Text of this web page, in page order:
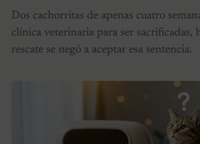
Dos cachorritas de apenas cuatro
clínica veterinaria para ser sacrificadas,
rescate se negó a aceptar esa sentencia.